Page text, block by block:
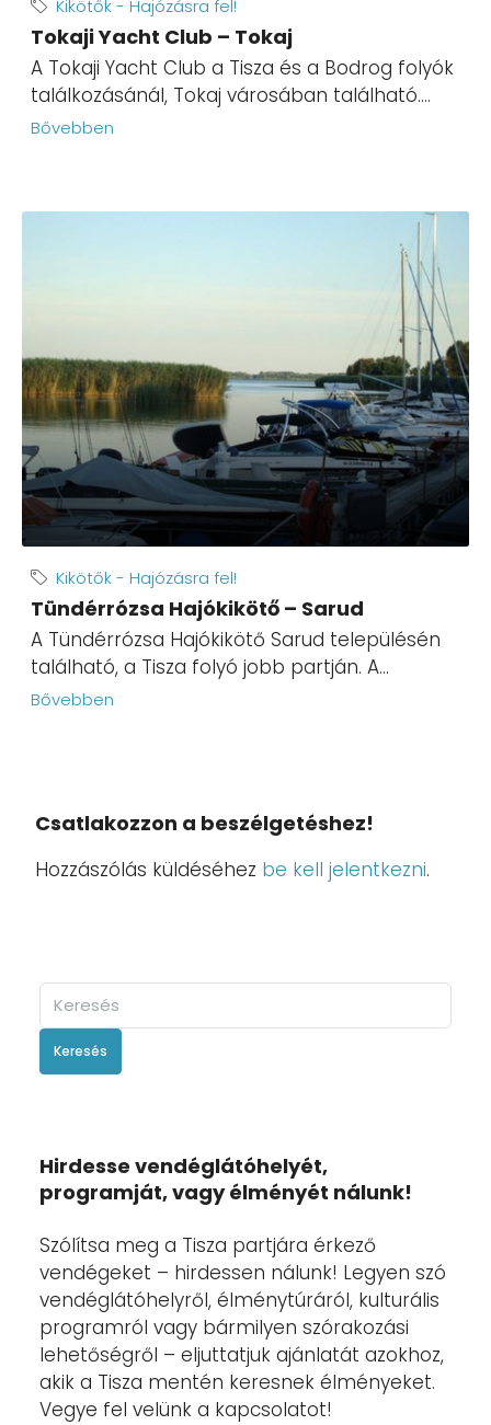
Kikötők - Hajózásra fel!
Tokaji Yacht Club – Tokaj
A Tokaji Yacht Club a Tisza és a Bodrog folyók
találkozásánál, Tokaj városában található....
Bővebben
Kikötők - Hajózásra fel!
Tündérrózsa Hajókikötő – Sarud
A Tündérrózsa Hajókikötő Sarud településén
található, a Tisza folyó jobb partján. A...
Bővebben
Csatlakozzon a beszélgetéshez!
Hozzászólás küldéséhez be kell jelentkezni.
Keresés
Hirdesse vendéglátóhelyét,
programját, vagy élményét nálunk!
Szólítsa meg a Tisza partjára érkező
vendégeket – hirdessen nálunk! Legyen szó
vendéglátóhelyről, élménytúráról, kulturális
programról vagy bármilyen szórakozási
lehetőségről – eljuttatjuk ajánlatát azokhoz,
akik a Tisza mentén keresnek élményeket.
Vegye fel velünk a kapcsolatot!